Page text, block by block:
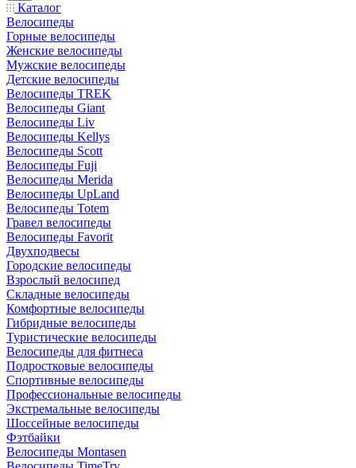
Каталог
Велосипеды
Горные велосипеды
Женские велосипеды
Мужские велосипеды
Детские велосипеды
Велосипеды TREK
Велосипеды Giant
Велосипеды Liv
Велосипеды Kellys
Велосипеды Scott
Велосипеды Fuji
Велосипеды Merida
Велосипеды UpLand
Велосипеды Totem
Гравел велосипеды
Велосипеды Favorit
Двухподвесы
Городские велосипеды
Взрослый велосипед
Складные велосипеды
Комфортные велосипеды
Гибридные велосипеды
Туристические велосипеды
Велосипеды для фитнеса
Подростковые велосипеды
Спортивные велосипеды
Профессиональные велосипеды
Экстремальные велосипеды
Шоссейные велосипеды
Фэтбайки
Велосипеды Montasen